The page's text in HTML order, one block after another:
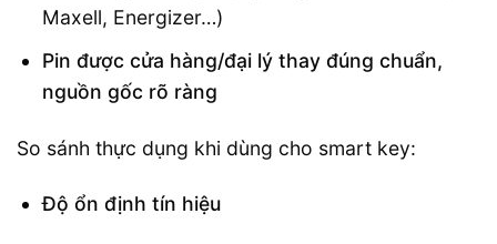
Maxell, Energizer…)
Pin được cửa hàng/đại lý thay đúng chuẩn,
nguồn gốc rõ ràng
So sánh thực dụng khi dùng cho smart key:
Độ ổn định tín hiệu